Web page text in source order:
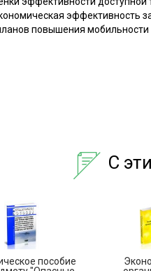
эффективность
повышения
С
пособие